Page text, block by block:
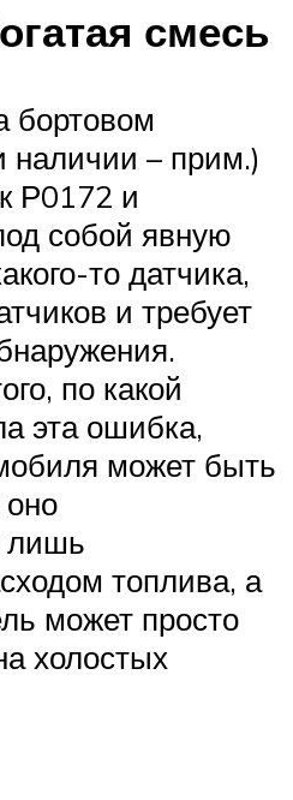
смесь
бортовом
наличии – прим.)
Р0172 и
собой явную
то датчика,
и требует
по какой
эта ошибка,
может быть
лишь
топлива, а
может просто
холостых